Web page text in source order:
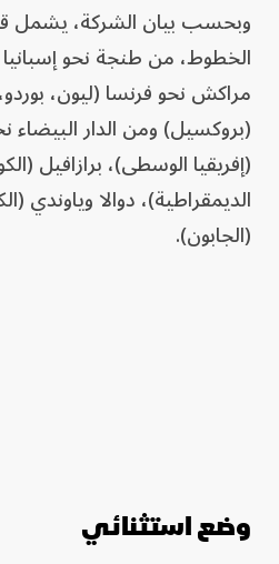
وبحسب بيان الشركة، يشمل
الخطوط، من طنجة نحو
مراكش نحو فرنسا (ليون،
(بروكسيل) ومن الدار البيضاء
(إفريقيا الوسطى)، برازافيل
الديمقراطية)، دوالا وياوندي
(الجابون).
وضع استثنائي